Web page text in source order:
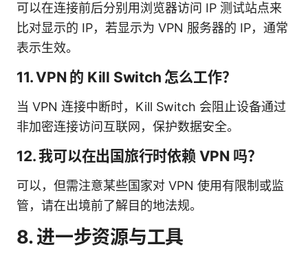
可以在连接前后分别用浏览器访问 IP 测试站点来
比对显示的 IP，若显示为 VPN 服务器的 IP，通常
表示生效。
11. VPN 的 Kill Switch 怎么工作？
当 VPN 连接中断时，Kill Switch 会阻止设备通过
非加密连接访问互联网，保护数据安全。
12. 我可以在出国旅行时依赖 VPN 吗？
可以，但需注意某些国家对 VPN 使用有限制或监
管，请在出境前了解目的地法规。
8. 进一步资源与工具